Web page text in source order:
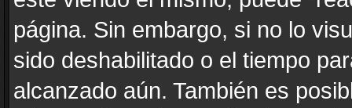
página. Sin embargo, si no lo
sido deshabilitado o el tiempo
alcanzado aún. También es